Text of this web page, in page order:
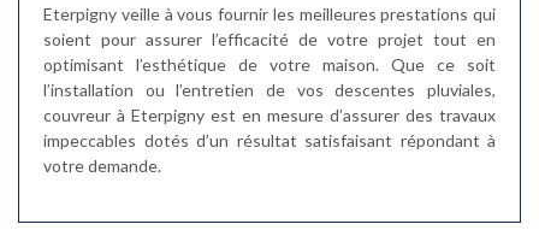
Eterpigny veille à vous fournir les meilleures prestations qui
soient pour assurer l’efficacité de votre projet tout en
optimisant l’esthétique de votre maison. Que ce soit
l’installation ou l’entretien de vos descentes pluviales,
couvreur à Eterpigny est en mesure d’assurer des travaux
impeccables dotés d’un résultat satisfaisant répondant à
votre demande.